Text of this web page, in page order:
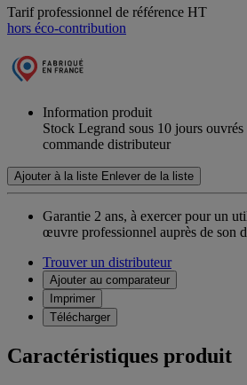
Tarif professionnel de référence HT
hors éco-contribution
Information produit
Stock Legrand sous 10 jours
commande distributeur
Ajouter à la liste Enlever de la liste
Garantie 2 ans, à exercer pour un
œuvre professionnel auprès de son
Trouver un distributeur
Ajouter au comparateur
Imprimer
Télécharger
Caractéristiques produit